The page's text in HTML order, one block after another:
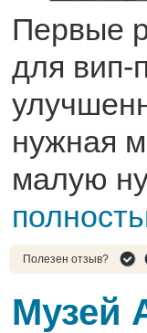
Первые
для вип-
нужная
малую
Полезен отзыв?
Музей